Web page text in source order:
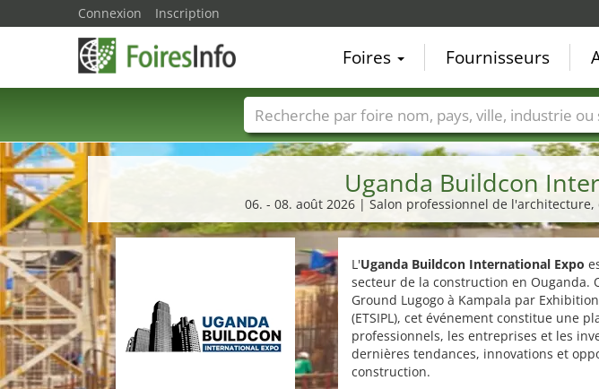
Uganda Buildcon
06. - 08. août 2026 | Salon professionnel de
L'Uganda Buildcon International Expo
secteur de la construction en Ouganda.
Ground Lugogo à Kampala par
(ETSIPL), cet événement constitue une
professionnels, les entreprises et les
dernières tendances, innovations et
construction.
Connexion Inscription
Foires Fournisseurs
Foire noms Pays Villes Secteurs de foire